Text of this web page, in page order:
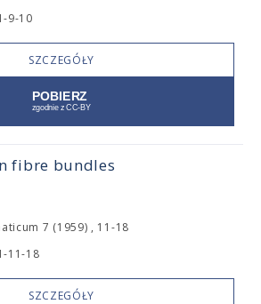
9-10
SZCZEGÓŁY
fibre bundles
7 (1959) , 11-18
11-18
SZCZEGÓŁY